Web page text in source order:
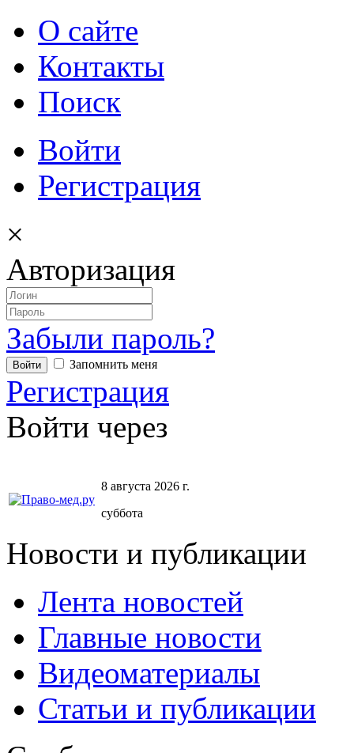
О сайте
Контакты
Поиск
Войти
Регистрация
×
Авторизация
Забыли пароль?
Запомнить меня
Регистрация
Войти через
8 августа 2026 г.
суббота
Новости и публикации
Лента новостей
Главные новости
Видеоматериалы
Статьи и публикации